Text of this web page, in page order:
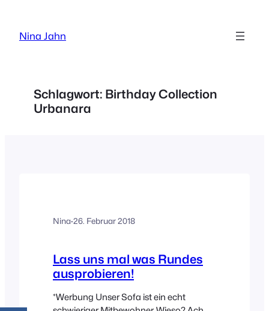
springen
Nina Jahn
Schlagwort: Birthday Collection
Urbanara
Nina·26. Februar 2018
Lass uns mal was Rundes
ausprobieren!
*Werbung Unser Sofa ist ein echt